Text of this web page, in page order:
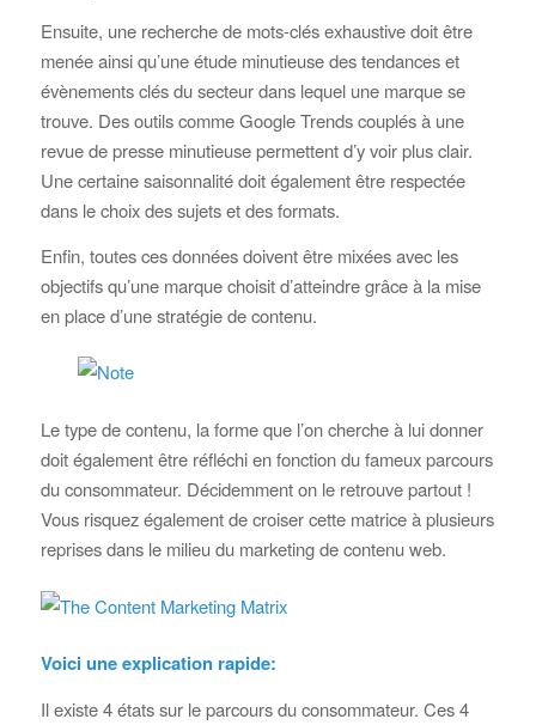
Ensuite, une recherche de mots-clés exhaustive doit être
menée ainsi qu’une étude minutieuse des tendances et
évènements clés du secteur dans lequel une marque se
trouve. Des outils comme Google Trends couplés à une
revue de presse minutieuse permettent d’y voir plus clair.
Une certaine saisonnalité doit également être respectée
dans le choix des sujets et des formats.
Enfin, toutes ces données doivent être mixées avec les
objectifs qu’une marque choisit d’atteindre grâce à la mise
en place d’une stratégie de contenu.
Le type de contenu, la forme que l’on cherche à lui donner
doit également être réfléchi en fonction du fameux parcours
du consommateur. Décidemment on le retrouve partout !
Vous risquez également de croiser cette matrice à plusieurs
reprises dans le milieu du marketing de contenu web.
Voici une explication rapide:
Il existe 4 états sur le parcours du consommateur. Ces 4